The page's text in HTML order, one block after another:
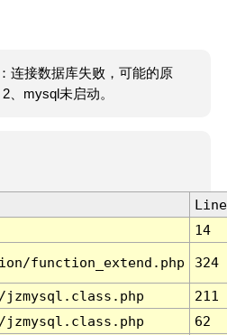
连接数据库失败，可能的原
、mysql未启动。
Line
14
function_extend.php 324
211
62